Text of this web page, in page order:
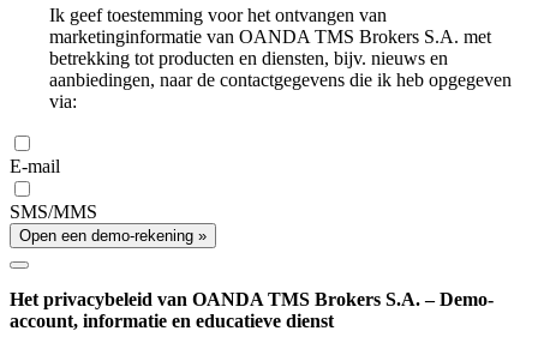
Ik geef toestemming voor het ontvangen van
marketinginformatie van OANDA TMS Brokers S.A. met
betrekking tot producten en diensten, bijv. nieuws en
aanbiedingen, naar de contactgegevens die ik heb opgegeven
via:
E-mail
SMS/MMS
Open een demo-rekening »
Het privacybeleid van OANDA TMS Brokers S.A. – Demo-
account, informatie en educatieve dienst